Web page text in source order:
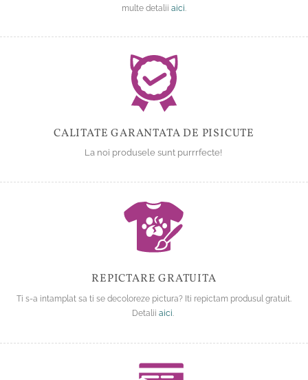
multe detalii aici
CALITATE GARANTATA DE PISICUTE
La noi produsele sunt purrrfecte!
REPICTARE GRATUITA
Ti s-a intamplat sa ti se decoloreze pictura? Iti repictam produsul gratuit.
Detalii aici.